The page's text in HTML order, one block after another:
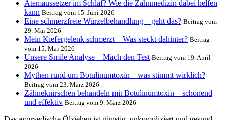
Atemaussetzer im Schlaf? Wie die Zahnmedizin dabei helfen
kann Beitrag vom 15. Juni 2026
Eine schmerzfreie Wurzelbehandlung – geht das? Beitrag vom
29. Mai 2026
Mein Kiefergelenk schmerzt – Was steckt dahinter? Beitrag
vom 15. Mai 2026
Unsere Smile Analyse – Mach den Test Beitrag vom 19. April
2026
Mythen rund um Botulinumtoxin – was stimmt wirklich?
Beitrag vom 23. März 2026
Zähneknirschen behandeln mit Botulinumtoxin – schonend
und effektiv Beitrag vom 9. März 2026